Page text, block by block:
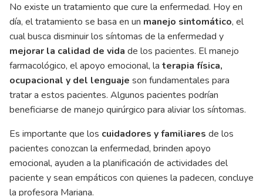
No existe un tratamiento que cure la enfermedad. Hoy en
día, el tratamiento se basa en un manejo sintomático, el
cual busca disminuir los síntomas de la enfermedad y
mejorar la calidad de vida de los pacientes. El manejo
farmacológico, el apoyo emocional, la terapia física,
ocupacional y del lenguaje son fundamentales para
tratar a estos pacientes. Algunos pacientes podrían
beneficiarse de manejo quirúrgico para aliviar los síntomas.
Es importante que los cuidadores y familiares de los
pacientes conozcan la enfermedad, brinden apoyo
emocional, ayuden a la planificación de actividades del
paciente y sean empáticos con quienes la padecen, concluye
la profesora Mariana.